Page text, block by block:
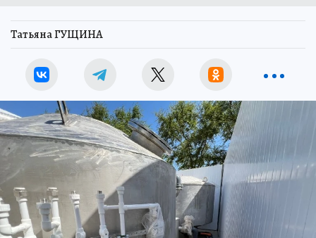
Татьяна ГУЩИНА